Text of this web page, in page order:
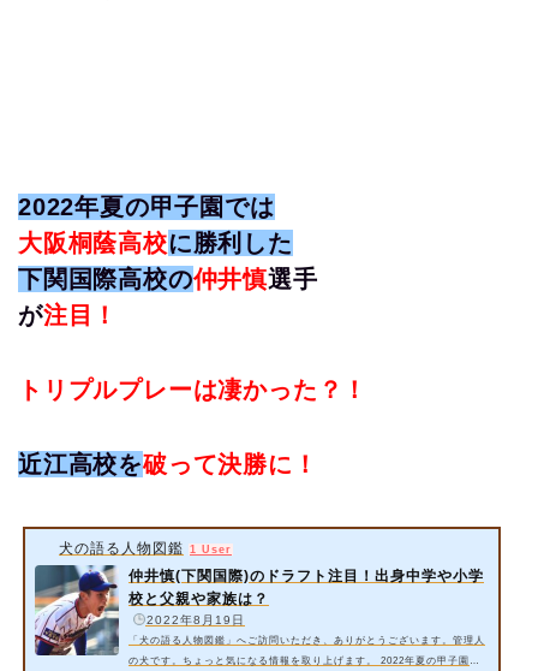
2022年夏の甲子園では
大阪桐蔭高校に勝利した
下関国際高校の仲井慎選手
が注目！
トリプルプレーは凄かった？！
近江高校を破って決勝に！
犬の語る人物図鑑 1 User
仲井慎(下関国際)のドラフト注目！出身中学や小学
校と父親や家族は？
2022年8月19日
「犬の語る人物図鑑」へご訪問いただき、ありがとうございます。管理人
の犬です。ちょっと気になる情報を取り上げます。 2022年夏の甲子園で